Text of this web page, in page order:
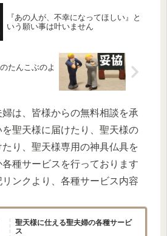
『あの人が、不幸になってほしい』と
いう願い事は叶いません
たんこぶのよ
は、皆様からの無料相談を承
聖天様に届けたり、聖天様の
り、聖天様専用の神具仏具を
種サービスを行っております
ンクより、各種サービス内容
聖天様に仕える聖夫婦の各種サービ
ス